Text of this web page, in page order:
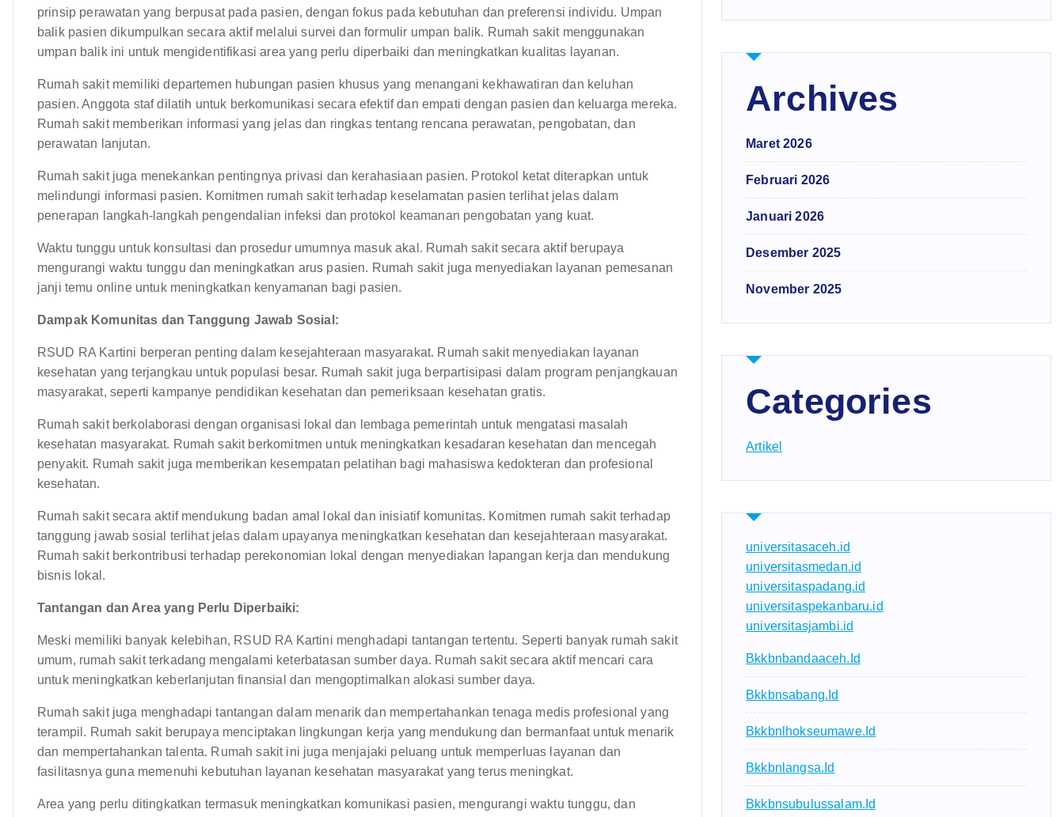
prinsip perawatan yang berpusat pada pasien, dengan fokus pada kebutuhan dan preferensi individu. Umpan
balik pasien dikumpulkan secara aktif melalui survei dan formulir umpan balik. Rumah sakit menggunakan
umpan balik ini untuk mengidentifikasi area yang perlu diperbaiki dan meningkatkan kualitas layanan.
Rumah sakit memiliki departemen hubungan pasien khusus yang menangani kekhawatiran dan keluhan
pasien. Anggota staf dilatih untuk berkomunikasi secara efektif dan empati dengan pasien dan keluarga mereka.
Rumah sakit memberikan informasi yang jelas dan ringkas tentang rencana perawatan, pengobatan, dan
perawatan lanjutan.
Rumah sakit juga menekankan pentingnya privasi dan kerahasiaan pasien. Protokol ketat diterapkan untuk
melindungi informasi pasien. Komitmen rumah sakit terhadap keselamatan pasien terlihat jelas dalam
penerapan langkah-langkah pengendalian infeksi dan protokol keamanan pengobatan yang kuat.
Waktu tunggu untuk konsultasi dan prosedur umumnya masuk akal. Rumah sakit secara aktif berupaya
mengurangi waktu tunggu dan meningkatkan arus pasien. Rumah sakit juga menyediakan layanan pemesanan
janji temu online untuk meningkatkan kenyamanan bagi pasien.
Dampak Komunitas dan Tanggung Jawab Sosial:
RSUD RA Kartini berperan penting dalam kesejahteraan masyarakat. Rumah sakit menyediakan layanan
kesehatan yang terjangkau untuk populasi besar. Rumah sakit juga berpartisipasi dalam program penjangkauan
masyarakat, seperti kampanye pendidikan kesehatan dan pemeriksaan kesehatan gratis.
Rumah sakit berkolaborasi dengan organisasi lokal dan lembaga pemerintah untuk mengatasi masalah
kesehatan masyarakat. Rumah sakit berkomitmen untuk meningkatkan kesadaran kesehatan dan mencegah
penyakit. Rumah sakit juga memberikan kesempatan pelatihan bagi mahasiswa kedokteran dan profesional
kesehatan.
Rumah sakit secara aktif mendukung badan amal lokal dan inisiatif komunitas. Komitmen rumah sakit terhadap
tanggung jawab sosial terlihat jelas dalam upayanya meningkatkan kesehatan dan kesejahteraan masyarakat.
Rumah sakit berkontribusi terhadap perekonomian lokal dengan menyediakan lapangan kerja dan mendukung
bisnis lokal.
Tantangan dan Area yang Perlu Diperbaiki:
Meski memiliki banyak kelebihan, RSUD RA Kartini menghadapi tantangan tertentu. Seperti banyak rumah sakit
umum, rumah sakit terkadang mengalami keterbatasan sumber daya. Rumah sakit secara aktif mencari cara
untuk meningkatkan keberlanjutan finansial dan mengoptimalkan alokasi sumber daya.
Rumah sakit juga menghadapi tantangan dalam menarik dan mempertahankan tenaga medis profesional yang
terampil. Rumah sakit berupaya menciptakan lingkungan kerja yang mendukung dan bermanfaat untuk menarik
dan mempertahankan talenta. Rumah sakit ini juga menjajaki peluang untuk memperluas layanan dan
fasilitasnya guna memenuhi kebutuhan layanan kesehatan masyarakat yang terus meningkat.
Area yang perlu ditingkatkan termasuk meningkatkan komunikasi pasien, mengurangi waktu tunggu, dan
Archives
Maret 2026
Februari 2026
Januari 2026
Desember 2025
November 2025
Categories
Artikel
universitasaceh.id
universitasmedan.id
universitaspadang.id
universitaspekanbaru.id
universitasjambi.id
Bkkbnbandaaceh.id
Bkkbnsabang.id
Bkkbnlhokseumawe.id
Bkkbnlangsa.id
Bkkbnsubulussalam.id